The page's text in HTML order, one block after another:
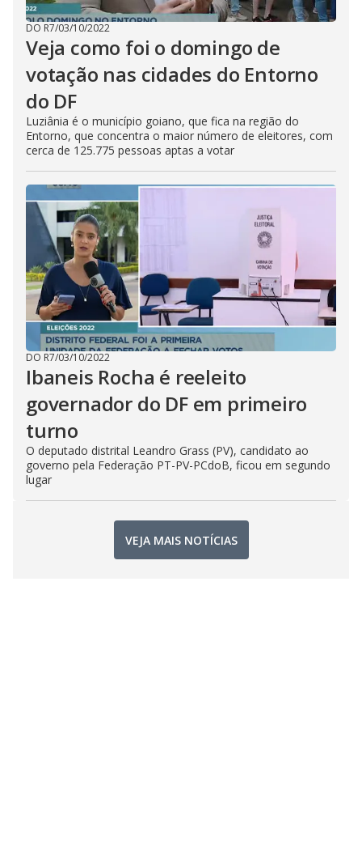
DO R7/03/10/2022
Veja como foi o domingo de
votação nas cidades do Entorno
do DF
Luziânia é o município goiano, que fica na região do
Entorno, que concentra o maior número de eleitores, com
cerca de 125.775 pessoas aptas a votar
DO R7/03/10/2022
Ibaneis Rocha é reeleito
governador do DF em primeiro
turno
O deputado distrital Leandro Grass (PV), candidato ao
governo pela Federação PT-PV-PCdoB, ficou em segundo
lugar
VEJA MAIS NOTÍCIAS